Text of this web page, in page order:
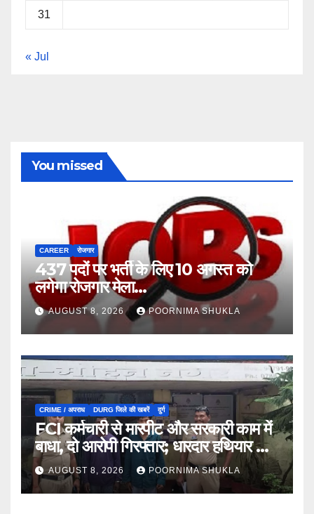
31
« Jul
You missed
CAREER रोजगार
437 पदों पर भर्ती के लिए 10 अगस्त को
लगेगा रोजगार मेला…
AUGUST 8, 2026 POORNIMA SHUKLA
CRIME / अपराध DURG जिले की खबरें दुर्ग
FCI कर्मचारी से मारपीट और सरकारी काम में
बाधा, दो आरोपी गिरफ्तार; धारदार हथियार भी
जब्त…
AUGUST 8, 2026 POORNIMA SHUKLA